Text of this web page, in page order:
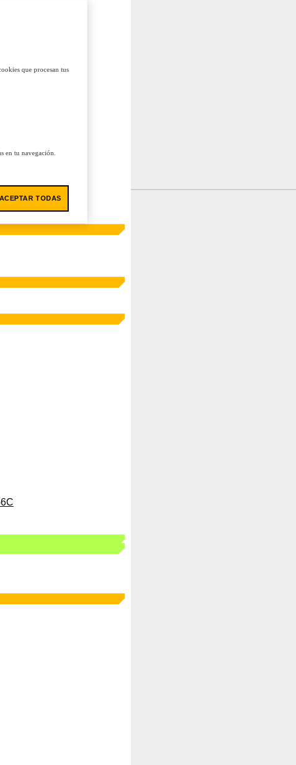
que procesan tus
en tu navegación.
TODAS